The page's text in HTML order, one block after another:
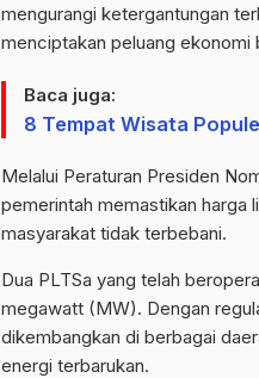
mengurangi ketergantungan
menciptakan peluang ekonomi
Baca juga:
8 Tempat Wisata
Melalui Peraturan Presiden
pemerintah memastikan harga
masyarakat tidak terbebani.
Dua PLTSa yang telah
megawatt (MW). Dengan
dikembangkan di berbagai
energi terbarukan.